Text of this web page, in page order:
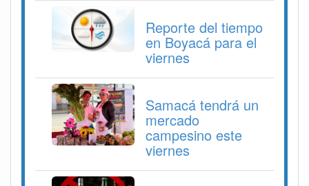
Reporte del tiempo
en Boyacá para el
viernes
Samacá tendrá un
mercado
campesino este
viernes